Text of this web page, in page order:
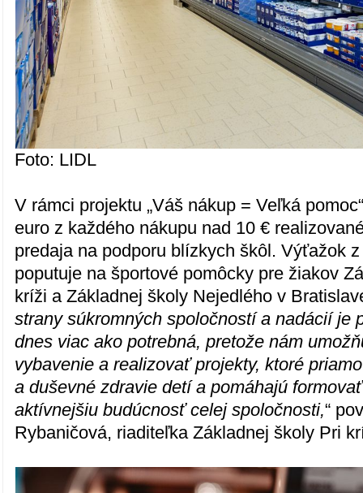
Foto: LIDL
V rámci projektu „Váš nákup = Veľká
euro z každého nákupu nad 10 €
predaja na podporu blízkych škôl. Výťažok
poputuje na športové pomôcky pre žiakov
kríži a Základnej školy Nejedlého v
strany súkromných spoločností a nadácií je
dnes viac ako potrebná, pretože nám
vybavenie a realizovať projekty, ktoré
a duševné zdravie detí a pomáhajú
aktívnejšiu budúcnosť celej spoločnosti,“
Rybaničová, riaditeľka Základnej školy Pri